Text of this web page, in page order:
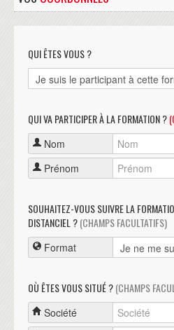
QUI ÊTES VOUS ?
QUI VA PARTICIPER À LA FORMATION ?
Nom
Prénom
SOUHAITEZ-VOUS SUIVRE LA
DISTANCIEL ?(CHAMPS FACULTATIFS)
Format
OÙ ÊTES VOUS SITUÉ ?(CHAMPS
Société